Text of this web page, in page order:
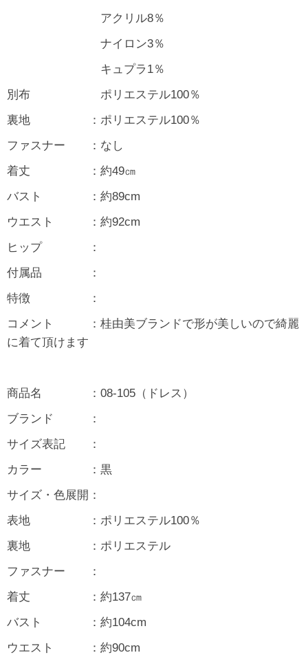
アクリル8％
ナイロン3％
キュプラ1％
別布 ポリエステル100％
裏地 ：ポリエステル100％
ファスナー ：なし
着丈 ：約49㎝
バスト ：約89cm
ウエスト ：約92cm
ヒップ ：
付属品 ：
特徴 ：
コメント ：桂由美ブランドで形が美しいので綺麗
に着て頂けます
商品名 ：08-105（ドレス）
ブランド ：
サイズ表記 ：
カラー ：黒
サイズ・色展開：
表地 ：ポリエステル100％
裏地 ：ポリエステル
ファスナー ：
着丈 ：約137㎝
バスト ：約104cm
ウエスト ：約90cm